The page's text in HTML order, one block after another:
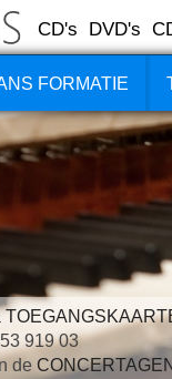
CD's DVD's
FORMATIE
919 03
de